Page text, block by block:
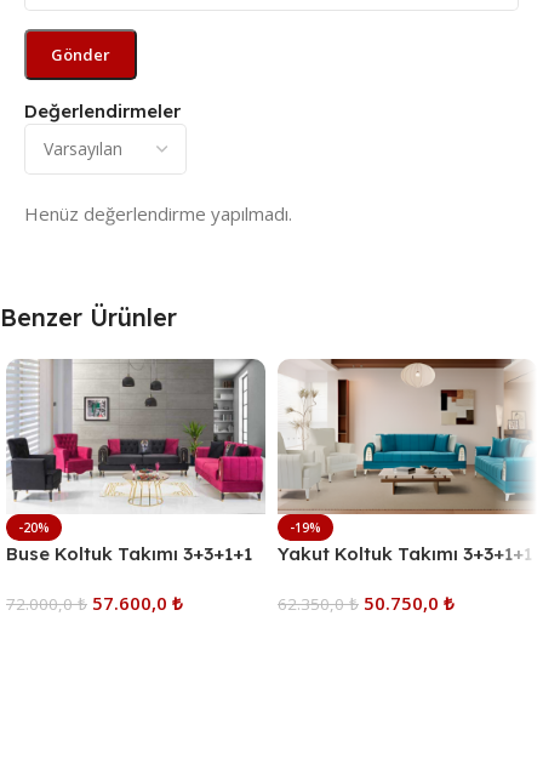
Değerlendirmeler
Henüz değerlendirme yapılmadı.
Benzer Ürünler
-20%
Buse Koltuk Takımı 3+3+1+1
72.000,0₺ 57.600,0 ₺
-19%
Yakut Koltuk Takımı 3+3+1+1
62.350,0₺ 50.750,0 ₺